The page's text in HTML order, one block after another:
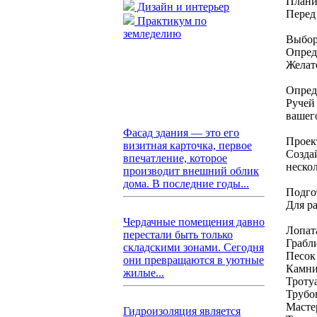
Дизайн и интерьер
Практикум по
земледелию
Фасад здания — это его
визитная карточка, первое
впечатление, которое
производит внешний облик
дома. В последние годы...
Чердачные помещения давно
перестали быть только
складскими зонами. Сегодня
они превращаются в уютные
жилые...
Гидроизоляция является
Перед
Для
Песок